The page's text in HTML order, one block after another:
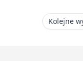
Kolejne